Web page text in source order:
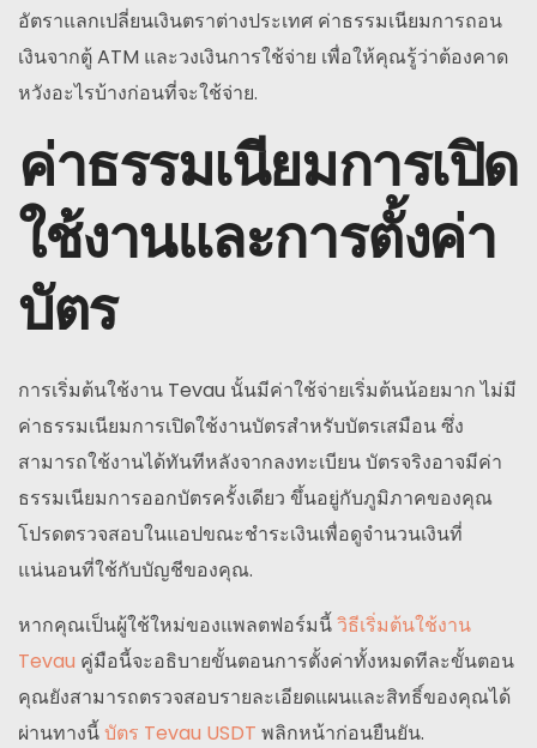
อัตราแลกเปลี่ยนเงินตราต่างประเทศ ค่าธรรมเนียมการถอน
เงินจากตู้ ATM และวงเงินการใช้จ่าย เพื่อให้คุณรู้ว่าต้องคาด
หวังอะไรบ้างก่อนที่จะใช้จ่าย.
ค่าธรรมเนียมการเปิด
ใช้งานและการตั้งค่า
บัตร
การเริ่มต้นใช้งาน Tevau นั้นมีค่าใช้จ่ายเริ่มต้นน้อยมาก ไม่มี
ค่าธรรมเนียมการเปิดใช้งานบัตรสำหรับบัตรเสมือน ซึ่ง
สามารถใช้งานได้ทันทีหลังจากลงทะเบียน บัตรจริงอาจมีค่า
ธรรมเนียมการออกบัตรครั้งเดียว ขึ้นอยู่กับภูมิภาคของคุณ
โปรดตรวจสอบในแอปขณะชำระเงินเพื่อดูจำนวนเงินที่
แน่นอนที่ใช้กับบัญชีของคุณ.
หากคุณเป็นผู้ใช้ใหม่ของแพลตฟอร์มนี้วิธีเริ่มต้นใช้งาน
Tevau คู่มือนี้จะอธิบายขั้นตอนการตั้งค่าทั้งหมดทีละขั้นตอน
คุณยังสามารถตรวจสอบรายละเอียดแผนและสิทธิ์ของคุณได้
ผ่านทางนี้บัตร Tevau USDT พลิกหน้าก่อนยืนยัน.